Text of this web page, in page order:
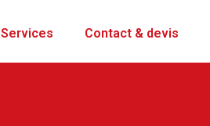
Services Contact & devis